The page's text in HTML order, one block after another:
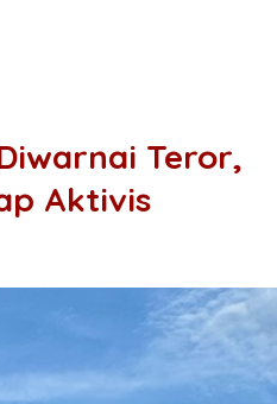
Teror,
Aktivis